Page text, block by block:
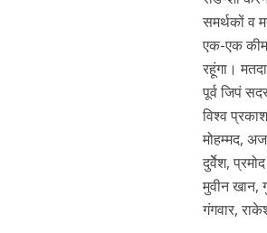
समर्थकों व
एक-एक
रहूंगा।
पूर्व जिपं
विश्व
मोहम्मद,
दुर्वेेश,
मुवीन खान,
गंगवार,